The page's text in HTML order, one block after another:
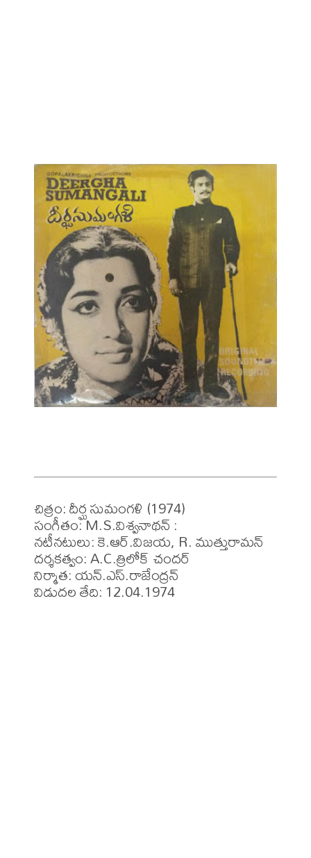
చిత్రం: దీర్ఘ సుమంగళి (1974)
సంగీతం: M.S.విశ్వనాథన్ :
నటీనటులు: కె.ఆర్.విజయ, R. ముత్తురామన్
దర్శకత్వం: A.C.త్రిలోక్ చందర్
నిర్మాత: యన్.ఎస్.రాజేంద్రన్
విడుదల తేది: 12.04.1974